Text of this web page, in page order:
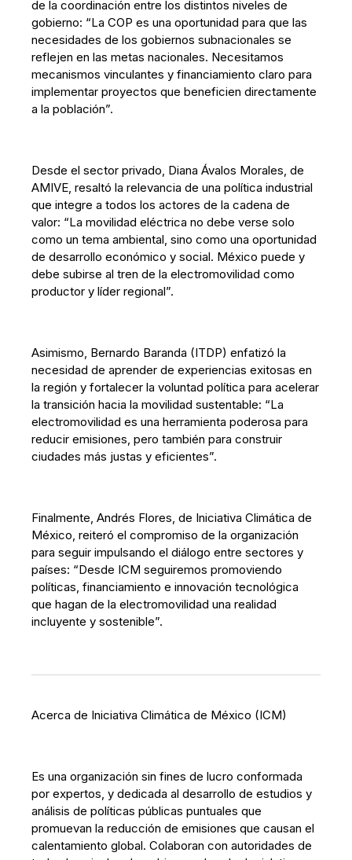
de la coordinación entre los distintos niveles de
gobierno: “La COP es una oportunidad para que las
necesidades de los gobiernos subnacionales se
reflejen en las metas nacionales. Necesitamos
mecanismos vinculantes y financiamiento claro para
implementar proyectos que beneficien directamente
a la población”.
Desde el sector privado, Diana Ávalos Morales, de
AMIVE, resaltó la relevancia de una política industrial
que integre a todos los actores de la cadena de
valor: “La movilidad eléctrica no debe verse solo
como un tema ambiental, sino como una oportunidad
de desarrollo económico y social. México puede y
debe subirse al tren de la electromovilidad como
productor y líder regional”.
Asimismo, Bernardo Baranda (ITDP) enfatizó la
necesidad de aprender de experiencias exitosas en
la región y fortalecer la voluntad política para acelerar
la transición hacia la movilidad sustentable: “La
electromovilidad es una herramienta poderosa para
reducir emisiones, pero también para construir
ciudades más justas y eficientes”.
Finalmente, Andrés Flores, de Iniciativa Climática de
México, reiteró el compromiso de la organización
para seguir impulsando el diálogo entre sectores y
países: “Desde ICM seguiremos promoviendo
políticas, financiamiento e innovación tecnológica
que hagan de la electromovilidad una realidad
incluyente y sostenible”.
Acerca de Iniciativa Climática de México (ICM)
Es una organización sin fines de lucro conformada
por expertos, y dedicada al desarrollo de estudios y
análisis de políticas públicas puntuales que
promuevan la reducción de emisiones que causan el
calentamiento global. Colaboran con autoridades de